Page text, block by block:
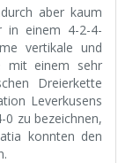
aber kaum
in einem 4-2-4-
vertikale und
mit einem sehr
Dreierkette
Leverkusens
zu bezeichnen,
konnten den